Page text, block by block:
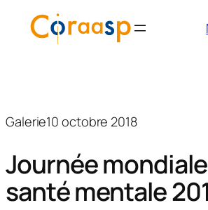
Galerie10 octobre 2018
Journée
santé mentale